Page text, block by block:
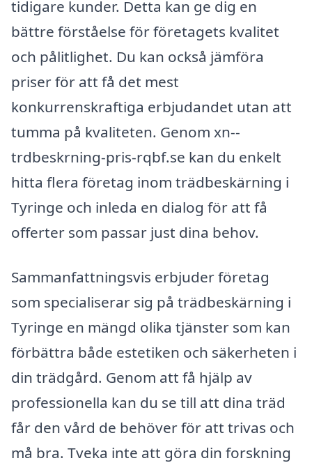
tidigare kunder. Detta kan ge dig en
bättre förståelse för företagets kvalitet
och pålitlighet. Du kan också jämföra
priser för att få det mest
konkurrenskraftiga erbjudandet utan att
tumma på kvaliteten. Genom xn--
trdbeskrning-pris-rqbf.se kan du enkelt
hitta flera företag inom trädbeskärning i
Tyringe och inleda en dialog för att få
offerter som passar just dina behov.
Sammanfattningsvis erbjuder företag
som specialiserar sig på trädbeskärning i
Tyringe en mängd olika tjänster som kan
förbättra både estetiken och säkerheten i
din trädgård. Genom att få hjälp av
professionella kan du se till att dina träd
får den vård de behöver för att trivas och
må bra. Tveka inte att göra din forskning